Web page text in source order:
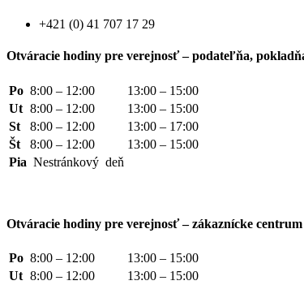
+421 (0) 41 707 17 29
Otváracie hodiny pre verejnosť – podateľňa,
Po 8:00 – 12:00
13:00 – 15:00
Ut 8:00 – 12:00
13:00 – 15:00
St
8:00 – 12:00
13:00 – 17:00
Št
8:00 – 12:00
13:00 – 15:00
Pia Nestránkový deň
Otváracie hodiny pre verejnosť – zákaznícke
Po 8:00 – 12:00
13:00 – 15:00
Ut 8:00 – 12:00
13:00 – 15:00